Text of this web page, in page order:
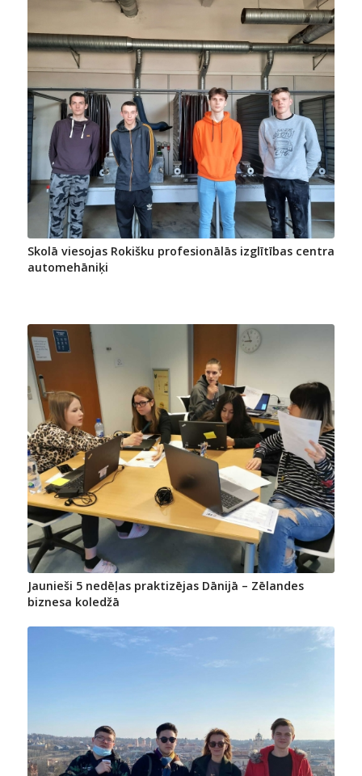
Skolā viesojas Rokišku profesionālās izglītības centra
automehāniķi
Jaunieši 5 nedēļas praktizējas Dānijā – Zēlandes
biznesa koledžā